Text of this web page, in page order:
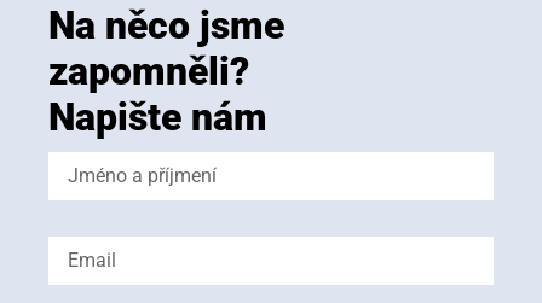
Na něco jsme
zapomněli?
Napište nám